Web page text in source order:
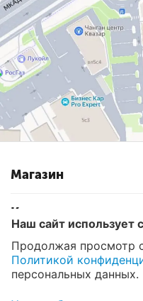
Магазин
Контакты
© 2008 - 2026 Эра Тепла.
систем и водоснабжения в
Наш сайт использует
Продолжая просмотр
Политикой
персональных данных.